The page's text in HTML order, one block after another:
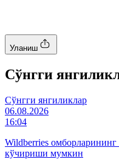
Уланиш
Cўнгги
Cўнгги янгиликлар
06.08.2026
16:04
Wildberries
кўчириши мумкин